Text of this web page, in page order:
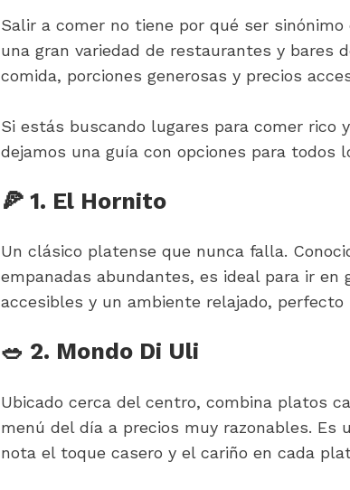
Salir a comer no tiene por qué ser
una gran variedad de restaurantes y bares
comida, porciones generosas y precios
Si estás buscando lugares para comer rico
dejamos una guía con opciones para todos
🍕 1. El Hornito
Un clásico platense que nunca falla.
empanadas abundantes, es ideal para ir en
accesibles y un ambiente relajado, perfecto
🥗 2. Mondo Di Uli
Ubicado cerca del centro, combina platos
menú del día a precios muy razonables. Es
nota el toque casero y el cariño en cada